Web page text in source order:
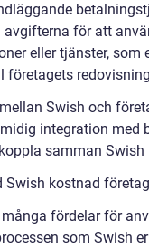
för att
eller tjänster,
företagets
Swish och
integration med
samman
Swish kostnad företag
fördelar för
som Swish